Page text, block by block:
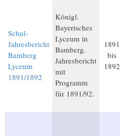
Schul-
Jahresbericht
Bamberg
Lyceum
1891/1892
Königl.
Bayerisches
Lyceum in
Bamberg.
Jahresbericht
mit
Programm
für 1891/92.
1891
bis
1892